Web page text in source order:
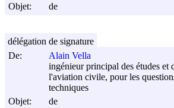
Objet:
de
De:
Alain Vella
ingénieur principal des études et
l'aviation civile, pour les
techniques
Objet:
de
délégation de signature